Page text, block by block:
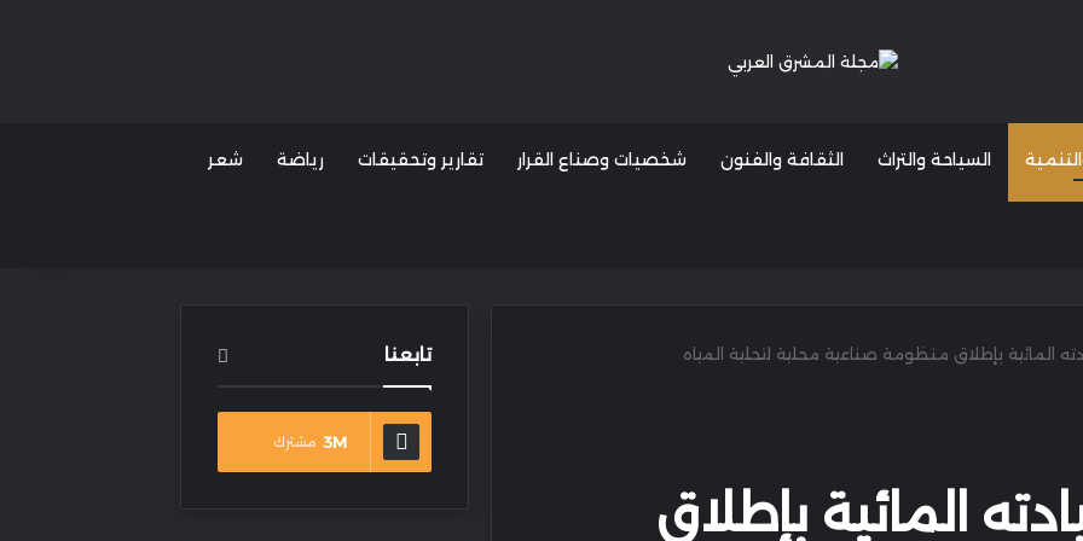
السياحة والتراث الثقافة والفنون شخصيات وصناع القرار تقارير وتحقيقات رياضة شعر
المائية بإطلاق منظومة صناعية محلية لتحلية المياه
المائية بإطلاق
تابعنا
3M مشترك